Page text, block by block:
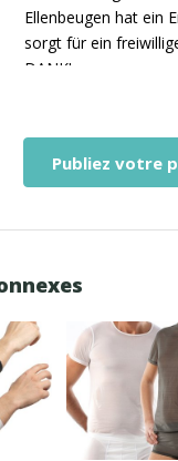
Ellenbeugen hat ein
sorgt für ein
DANK!:.
Publiez votre